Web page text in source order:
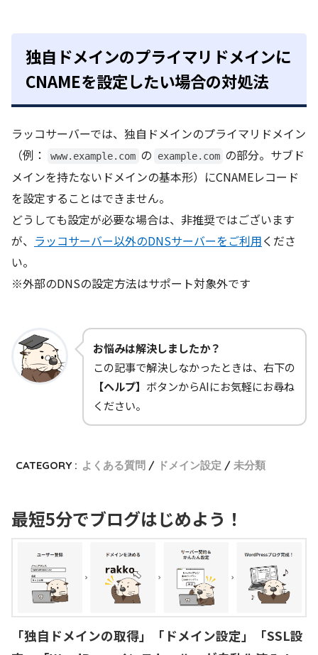
独自ドメインのプライマリドメインに
CNAMEを設定したい場合の対処法
ラッコサーバーでは、独自ドメインのプライマリドメイン
（例：
www.example.com の example.com の部分。サブド
メインを持たないドメインの基本形）にCNAMEレコード
を設定することはできません。
どうしても設定が必要な場合は、非推奨ではございます
が、 ラッコサーバー以外のDNSサーバーをご利用くださ
い。
※外部のDNSの設定方法はサポート対象外です
お悩みは解決しましたか？
この記事で解決しなかったときは、右下の
【ヘルプ】 ボタンからAIにお気軽にお尋ね
ください。
CATEGORY : よくある質問 ドメイン設定 未分類
最短5分でブログはじめよう！
「独自ドメインの取得」「ドメイン設定」「SSL設